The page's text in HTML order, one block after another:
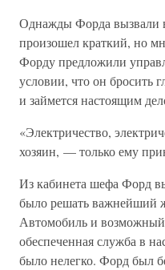
Однажды Форда вызвали
произошел краткий, но
Форду предложили
условии, что он бросить
и займется настоящим
«Электричество,
хозяин, — только ему
Из кабинета шефа Форд
было решать важнейший
Автомобиль и
обеспеченная служба в
было нелегко. Форд был